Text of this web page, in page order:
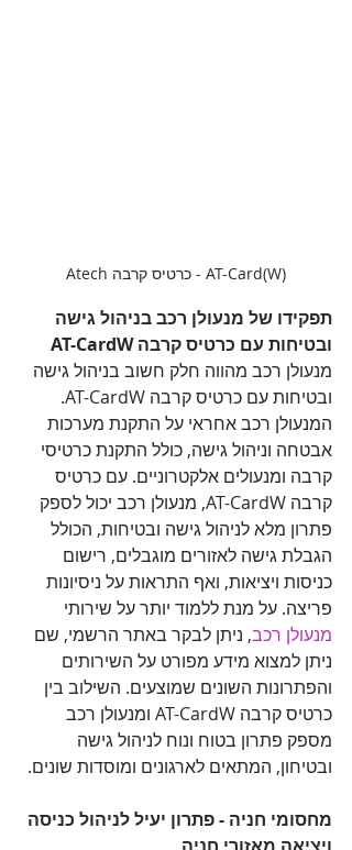
AT-Card(W) - כרטיס קרבה Atech
תפקידו של מנעולן רכב בניהול גישה
ובטיחות עם כרטיס קרבה AT-CardW
מנעולן רכב מהווה חלק חשוב בניהול גישה
ובטיחות עם כרטיס קרבה AT-CardW.
המנעולן רכב אחראי על התקנת מערכות
אבטחה וניהול גישה, כולל התקנת כרטיסי
קרבה ומנעולים אלקטרוניים. עם כרטיס
קרבה AT-CardW, מנעולן רכב יכול לספק
פתרון מלא לניהול גישה ובטיחות, הכולל
הגבלת גישה לאזורים מוגבלים, רישום
כניסות ויציאות, ואף התראות על ניסיונות
פריצה. על מנת ללמוד יותר על שירותי
מנעולן רכב, ניתן לבקר באתר הרשמי, שם
ניתן למצוא מידע מפורט על השירותים
והפתרונות השונים שמוצעים. השילוב בין
כרטיס קרבה AT-CardW ומנעולן רכב
מספק פתרון בטוח ונוח לניהול גישה
ובטיחון, המתאים לארגונים ומוסדות שונים.
מחסומי חניה - פתרון יעיל לניהול כניסה